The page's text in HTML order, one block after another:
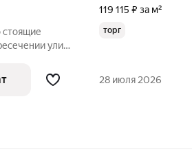
стоящие
улиц
этаж-
119 115 ₽ за м²
торг
28 июля 2026